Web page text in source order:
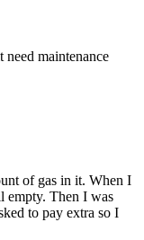
maintenance
of gas in it. When I
empty. Then I was
to pay extra so I